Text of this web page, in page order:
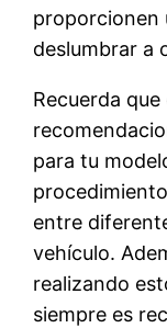
proporcionen
deslumbrar a
Recuerda
para tu
entre
vehículo.
realizando
siempre es